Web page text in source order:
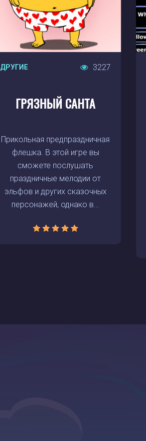
ДРУГИЕ 3227
ГРЯЗНЫЙ САНТА
Прикольная предпраздничная
флешка. В этой игре вы
сможете послушать
праздничные мелодии от
эльфов и других сказочных
персонажей, однако в...